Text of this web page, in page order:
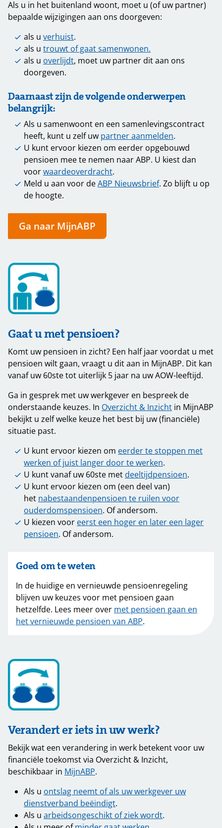
Als u in het buitenland woont, moet u (of uw partner)
bepaalde wijzigingen aan ons doorgeven:
als u verhuist.
als u trouwt of gaat samenwonen.
als u overlijdt, moet uw partner dit aan ons
doorgeven.
Daarnaast zijn de volgende onderwerpen
belangrijk:
Als u samenwoont en een samenlevingscontract
heeft, kunt u zelf uw partner aanmelden.
U kunt ervoor kiezen om eerder opgebouwd
pensioen mee te nemen naar ABP. U kiest dan
voorwaardeoverdracht.
Meld u aan voor deABP Nieuwsbrief. Zo blijft u op
de hoogte.
Ga naar MijnABP
Gaat u met pensioen?
Komt uw pensioen in zicht? Een half jaar voordat u met
pensioen wilt gaan, vraagt u dit aan in MijnABP. Dit kan
vanaf uw 60ste tot uiterlijk 5 jaar na uw AOW-leeftijd.
Ga in gesprek met uw werkgever en bespreek de
onderstaande keuzes. In Overzicht & Inzicht in MijnABP
bekijkt u zelf welke keuze het best bij uw (financiële)
situatie past.
U kunt ervoor kiezen om eerder te stoppen met
werken of juist langer door te werken.
U kunt vanaf uw 60ste met deeltijdpensioen.
U kunt ervoor kiezen om (een deel van)
het nabestaandenpensioen te ruilen voor
ouderdomspensioen. Of andersom.
U kiezen voor eerst een hoger en later een lager
pensioen. Of andersom.
Goed om te weten
In de huidige en vernieuwde pensioenregeling
blijven uw keuzes voor met pensioen gaan
hetzelfde. Lees meer over met pensioen gaan en
het vernieuwde pensioen van ABP.
Verandert er iets in uw werk?
Bekijk wat een verandering in werk betekent voor uw
financiële toekomst via Overzicht & Inzicht,
beschikbaar in MijnABP.
Als u ontslag neemt of als uw werkgever uw
dienstverband beëindigt.
Als u arbeidsongeschikt of ziek wordt.